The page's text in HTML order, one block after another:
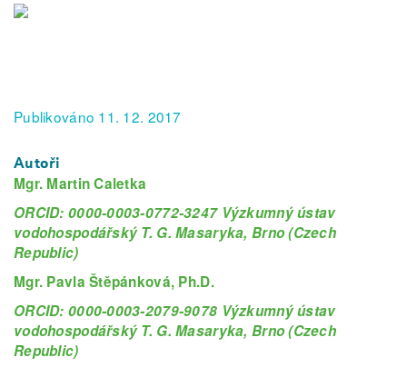
Publikováno 11. 12. 2017
Autoři
Mgr. Martin Caletka
ORCID: 0000-0003-0772-3247 Výzkumný ústav
vodohospodářský T. G. Masaryka, Brno (Czech
Republic)
Mgr. Pavla Štěpánková, Ph.D.
ORCID: 0000-0003-2079-9078 Výzkumný ústav
vodohospodářský T. G. Masaryka, Brno (Czech
Republic)